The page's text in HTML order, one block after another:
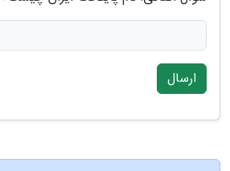
ارسال